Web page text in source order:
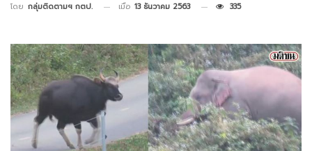
โดย กลุ่มติดตามฯ กตป. เมื่อ 13 ธันวาคม 2563 335